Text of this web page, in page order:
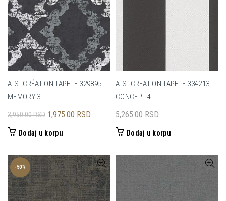
A.S. CRÉATION TAPETE 329895
MEMORY 3
3,950.00RSD Originalna
3,950.00 RSD.
1,975.00 RSD Trenutna
Dodaj u korpu
A.S. CREATION TAPETE 334213
CONCEPT 4
5,265.00 RSD
Dodaj u korpu
-50%